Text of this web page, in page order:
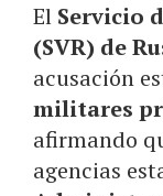
El Servicio
(SVR) de
acusación
militares
afirmando
agencias